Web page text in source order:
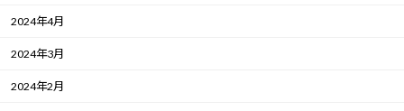
2024年4月
2024年3月
2024年2月